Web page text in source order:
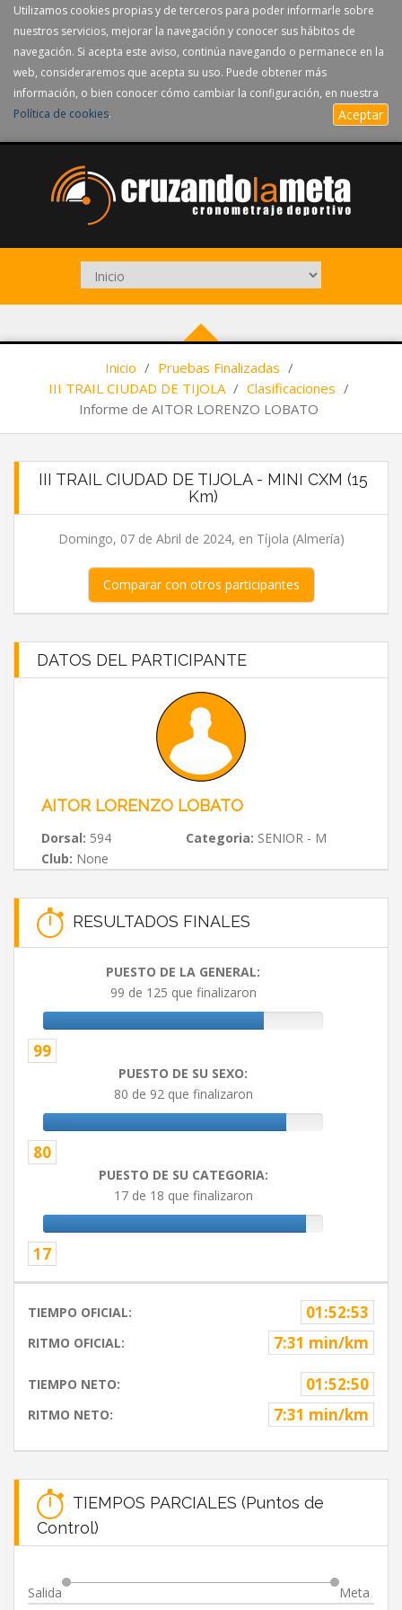
Utilizamos cookies propias y de terceros para poder informarle sobre
nuestros servicios, mejorar la navegación y conocer sus hábitos de
navegación. Si acepta este aviso, continúa navegando o permanece en la
web, consideraremos que acepta su uso. Puede obtener más
información, o bien conocer cómo cambiar la configuración, en nuestra
Política de cookies. Aceptar
Inicio / Pruebas Finalizadas /
III TRAIL CIUDAD DE TIJOLA / Clasificaciones /
Informe de AITOR LORENZO LOBATO
III TRAIL CIUDAD DE TIJOLA - MINI CXM (15
Km)
Domingo, 07 de Abril de 2024, en Tíjola (Almería)
Comparar con otros participantes
DATOS DEL PARTICIPANTE
AITOR LORENZO LOBATO
Dorsal: 594 Categoria: SENIOR - M
Club: None
RESULTADOS FINALES
PUESTO DE LA GENERAL:
99 de 125 que finalizaron
99
PUESTO DE SU SEXO:
80 de 92 que finalizaron
80
PUESTO DE SU CATEGORIA:
17 de 18 que finalizaron
17
TIEMPO OFICIAL: 01:52:53
RITMO OFICIAL: 7:31 min/km
TIEMPO NETO: 01:52:50
RITMO NETO: 7:31 min/km
TIEMPOS PARCIALES (Puntos de
Control)
Salida Meta